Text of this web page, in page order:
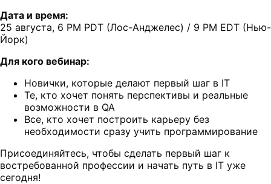
Дата и время:
25 августа, 6 PM PDT (Лос-Анджелес) / 9 PM EDT (Нью-
Йорк)
Для кого вебинар:
Новички, которые делают первый шаг в IT
Те, кто хочет понять перспективы и реальные
возможности в QA
Все, кто хочет построить карьеру без
необходимости сразу учить программирование
Присоединяйтесь, чтобы сделать первый шаг к
востребованной профессии и начать путь в IT уже
сегодня!